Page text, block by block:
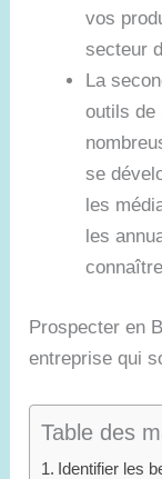
vos
secteur
La
outils de
se
les
les
Prospecter en
entreprise qui
Table des
Identifier les